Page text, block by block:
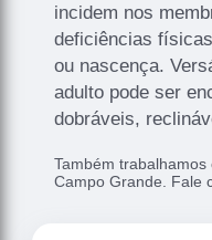
incidem nos
deficiências
ou nascença.
adulto pode ser
dobráveis,
Também
Campo Grande. Fale